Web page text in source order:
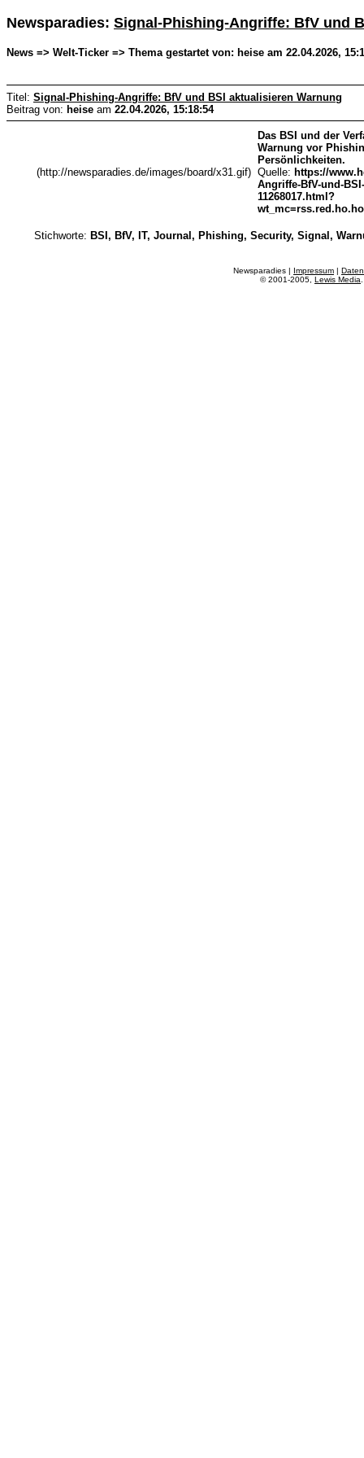
Newsparadies: Signal-Phishing-Angriffe: BfV und
News => Welt-Ticker => Thema gestartet von: heise am 22.04.2026,
Titel: Signal-Phishing-Angriffe: BfV und BSI aktualisieren Warnung
Beitrag von: heise am 22.04.2026, 15:18:54
(http://newsparadies.de/images/board/x31.gif)
Das BSI und der
Warnung vor
Persönlichkeiten.
Quelle: https://
Angriffe-BfV-und-
11268017.html?
Stichworte: BSI, BfV, IT, Journal, Phishing, Security, Signal,
Newsparadies | Impressum |
© 2001-2005, Lewis Media